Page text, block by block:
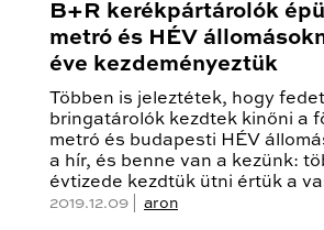
B+R kerékpártárolók
metró és HÉV
éve kezdeményeztük
Többen is jeleztétek, hogy
bringatárolók kezdtek kinőni a
metró és budapesti HÉV
a hír, és benne van a kezünk:
évtizede kezdtük ütni értük a
2019.12.09 | aron